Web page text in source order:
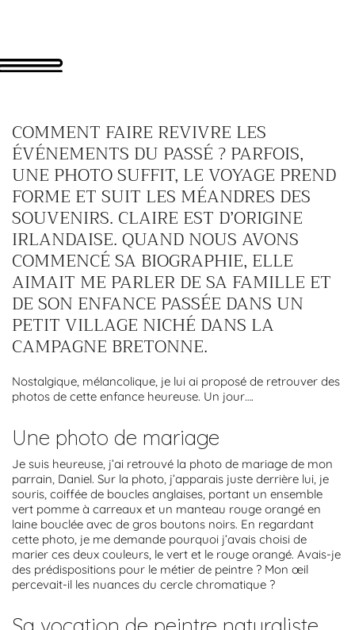
COMMENT FAIRE REVIVRE LES
ÉVÉNEMENTS DU PASSÉ ? PARFOIS,
UNE PHOTO SUFFIT, LE VOYAGE PREND
FORME ET SUIT LES MÉANDRES DES
SOUVENIRS. CLAIRE EST D’ORIGINE
IRLANDAISE. QUAND NOUS AVONS
COMMENCÉ SA BIOGRAPHIE, ELLE
AIMAIT ME PARLER DE SA FAMILLE ET
DE SON ENFANCE PASSÉE DANS UN
PETIT VILLAGE NICHÉ DANS LA
CAMPAGNE BRETONNE.
Nostalgique, mélancolique, je lui ai proposé de retrouver des
photos de cette enfance heureuse. Un jour….
Une photo de mariage
Je suis heureuse, j’ai retrouvé la photo de mariage de mon
parrain, Daniel. Sur la photo, j’apparais juste derrière lui, je
souris, coiffée de boucles anglaises, portant un ensemble
vert pomme à carreaux et un manteau rouge orangé en
laine bouclée avec de gros boutons noirs. En regardant
cette photo, je me demande pourquoi j’avais choisi de
marier ces deux couleurs, le vert et le rouge orangé. Avais-je
des prédispositions pour le métier de peintre ? Mon œil
percevait-il les nuances du cercle chromatique ?